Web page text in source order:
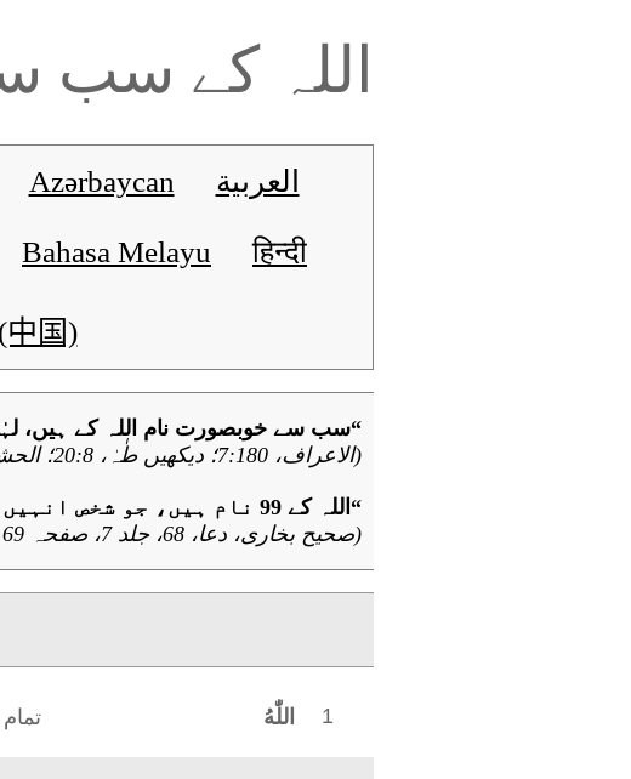
اللہ کے سب
Azərbaycan العربية
Bahasa Melayu हिन्दी
中国)
“سب سے خوبصورت نام اللہ کے ہیں،
(الاعراف، 7:180؛ دیکھیں طٰہٰ، 20:8؛ الحشر، 59:24)
“اللہ کے 99 نام ہیں، جو شخص انہیں یاد کرے گا وہ جنت میں داخل ہوگا۔”
(صحیح بخاری، دعا، 68، جلد 7، صفحہ 169)
1 اللّٰهُ